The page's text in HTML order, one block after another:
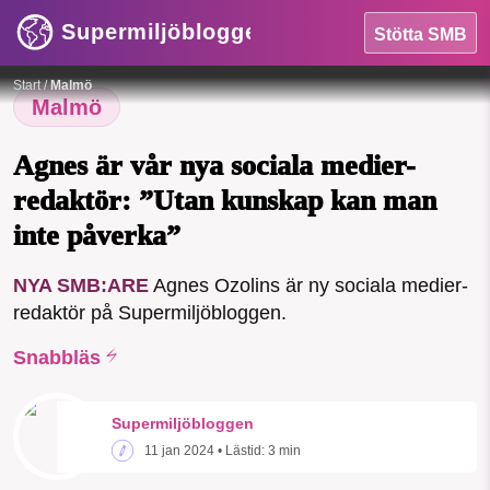
Supermiljöbloggen Stötta SMB
OMRÅDEN
MILJÖFAKTA
Start/Malmö
Malmö
Agnes är vår nya sociala medier-
redaktör: ”Utan kunskap kan man
inte påverka”
NYA SMB:ARE Agnes Ozolins är ny sociala medier-
redaktör på Supermiljöbloggen.
Snabbläs
Supermiljöbloggen
11 jan 2024 • Lästid: 3 min
Foto:Canva/Privat